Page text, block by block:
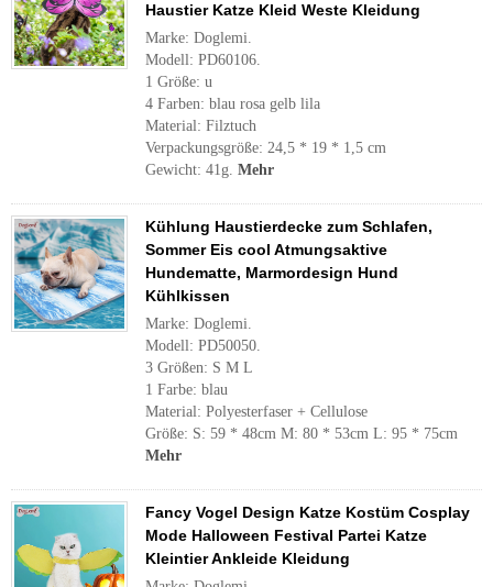
Haustier Katze Kleid Weste Kleidung
Marke: Doglemi.
Modell: PD60106.
1 Größe: u
4 Farben: blau rosa gelb lila
Material: Filztuch
Verpackungsgröße: 24,5 * 19 * 1,5 cm
Gewicht: 41g. Mehr
Kühlung Haustierdecke zum Schlafen,
Sommer Eis cool Atmungsaktive
Hundematte, Marmordesign Hund
Kühlkissen
Marke: Doglemi.
Modell: PD50050.
3 Größen: S M L
1 Farbe: blau
Material: Polyesterfaser + Cellulose
Größe: S: 59 * 48cm M: 80 * 53cm L: 95 * 75cm
Mehr
Fancy Vogel Design Katze Kostüm Cosplay
Mode Halloween Festival Partei Katze
Kleintier Ankleide Kleidung